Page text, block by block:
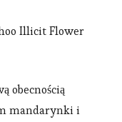
Illicit Flower
obecnością
mandarynki i